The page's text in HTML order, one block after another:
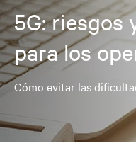
5G: riesgos
para los
Cómo evitar las